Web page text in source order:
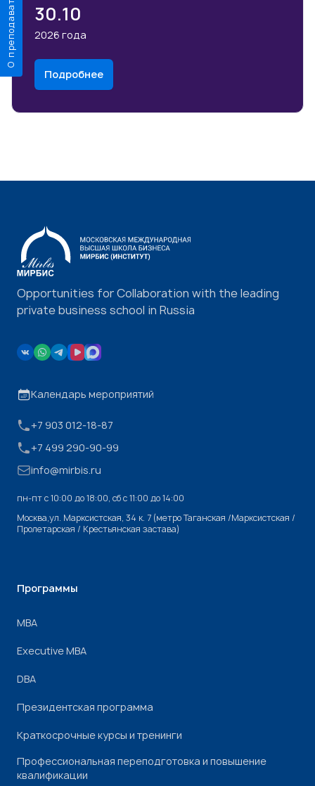
30.10
2026 года
Подробнее
О преподавателе
Opportunities for Collaboration with the leading
private business school in Russia
Календарь мероприятий
+7 903 012-18-87
+7 499 290-90-99
info@mirbis.ru
пн-пт с 10:00 до 18:00, cб с 11:00 до 14:00
Москва,ул. Марксистская, 34 к. 7 (метро Таганская /Марксистская /
Пролетарская / Крестьянская застава)
Программы
МВА
Executive MBA
DBA
Президентская программа
Краткосрочные курсы и тренинги
Профессиональная переподготовка и повышение
квалификации